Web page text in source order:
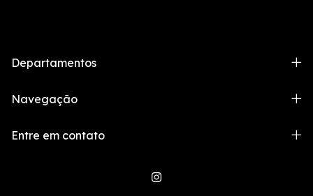
Departamentos
Navegação
Entre em contato